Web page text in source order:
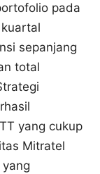
pada
sepanjang
total
yang cukup
Mitratel